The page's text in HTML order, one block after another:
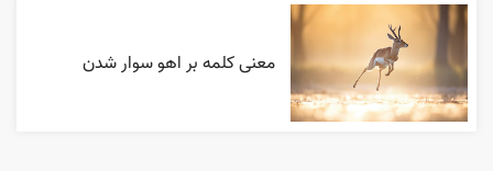
معنی کلمه بر اهو سوار شدن